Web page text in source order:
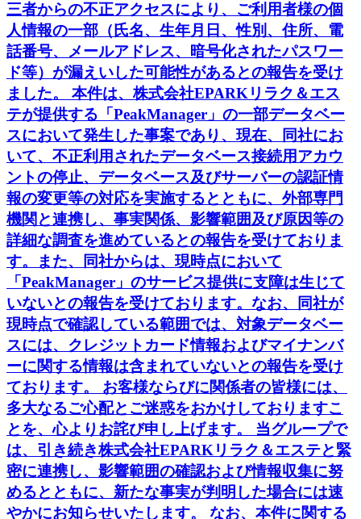
三者からの不正アクセスにより、ご利用者様の個
人情報の一部（氏名、生年月日、性別、住所、電
話番号、メールアドレス、暗号化されたパスワー
ド等）が漏えいした可能性があるとの報告を受け
ました。 本件は、株式会社EPARKリラク＆エス
テが提供する「PeakManager」の一部データベー
スにおいて発生した事案であり、現在、同社にお
いて、不正利用されたデータベース接続用アカウ
ントの停止、データベース及びサーバーの認証情
報の変更等の対応を実施するとともに、外部専門
機関と連携し、事実関係、影響範囲及び原因等の
詳細な調査を進めているとの報告を受けておりま
す。また、同社からは、現時点において
「PeakManager」のサービス提供に支障は生じて
いないとの報告を受けております。なお、同社が
現時点で確認している範囲では、対象データベー
スには、クレジットカード情報およびマイナンバ
ーに関する情報は含まれていないとの報告を受け
ております。 お客様ならびに関係者の皆様には、
多大なるご心配とご迷惑をおかけしておりますこ
とを、心よりお詫び申し上げます。 当グループで
は、引き続き株式会社EPARKリラク＆エステと緊
密に連携し、影響範囲の確認および情報収集に努
めるとともに、新たな事実が判明した場合には速
やかにお知らせいたします。 なお、本件に関する